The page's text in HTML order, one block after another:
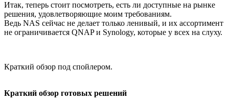
Итак, теперь стоит посмотреть, есть ли доступные на рынке
решения, удовлетворяющие моим требованиям.
Ведь NAS сейчас не делает только ленивый, и их ассортимент
не ограничивается QNAP и Synology, которые у всех на слуху.
Краткий обзор под спойлером.
Краткий обзор готовых решений